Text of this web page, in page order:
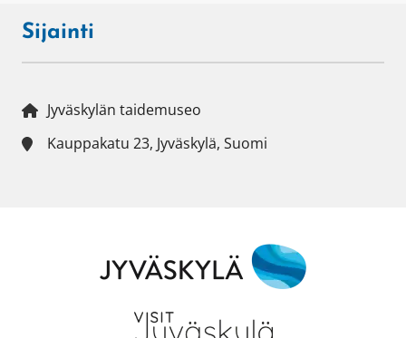
Sijainti
Jyväskylän taidemuseo
Kauppakatu 23, Jyväskylä, Suomi